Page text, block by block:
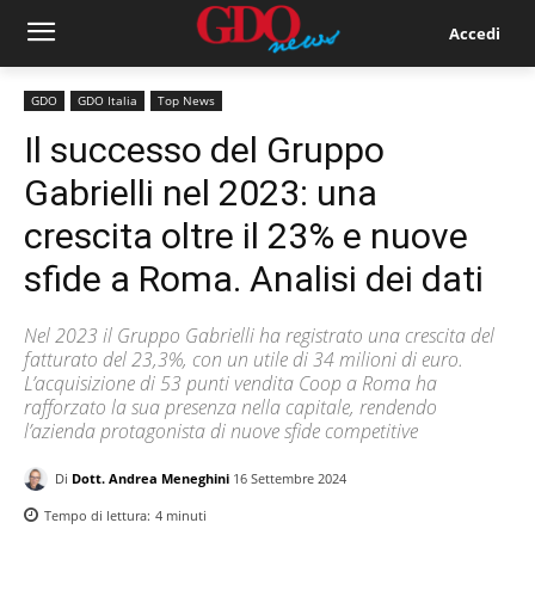
Accedi
GDO GDO Italia Top News
Il successo del Gruppo
Gabrielli nel 2023: una
crescita oltre il 23% e nuove
sfide a Roma. Analisi dei dati
Nel 2023 il Gruppo Gabrielli ha registrato una crescita del
fatturato del 23,3%, con un utile di 34 milioni di euro.
L’acquisizione di 53 punti vendita Coop a Roma ha
rafforzato la sua presenza nella capitale, rendendo
l’azienda protagonista di nuove sfide competitive
Di Dott. Andrea Meneghini 16 Settembre 2024
Tempo di lettura: 4 minuti